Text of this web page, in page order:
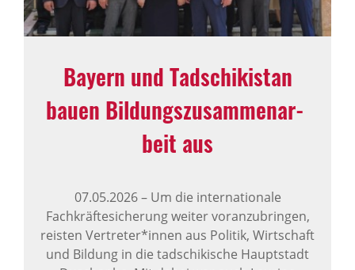
Bayern und Tadschi­ki­stan
bauen Bildungs­zu­sam­men­ar­
beit aus
07.05.2026–Um die internationale
Fachkräftesicherung weiter voranzubringen,
reisten Vertreter*innen aus Politik, Wirtschaft
und Bildung in die tadschikische Hauptstadt